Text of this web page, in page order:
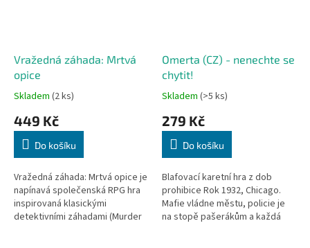
Vražedná záhada: Mrtvá
opice
Skladem (2 ks)
449 Kč
Do košíku
Vražedná záhada: Mrtvá opice je
napínavá společenská RPG hra
inspirovaná klasickými
detektivními záhadami (Murder
Omerta (CZ) - nenechte se
chytit!
Skladem (>5 ks)
279 Kč
Do košíku
Blafovací karetní hra z dob
prohibice Rok 1932, Chicago.
Mafie vládne městu, policie je
na stopě pašerákům a každá